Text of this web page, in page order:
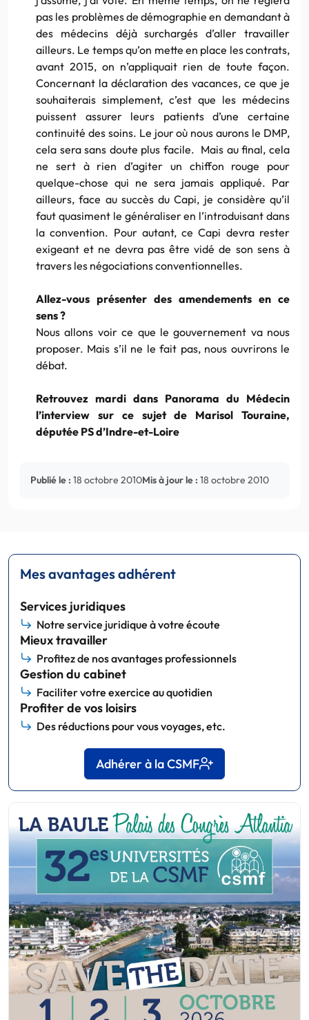
pas les problèmes de démographie en demandant à
des médecins déjà surchargés d’aller travailler
ailleurs. Le temps qu’on mette en place les contrats,
avant 2015, on n’appliquait rien de toute façon.
Concernant la déclaration des vacances, ce que je
souhaiterais simplement, c’est que les médecins
puissent assurer leurs patients d’une certaine
continuité des soins. Le jour où nous aurons le DMP,
cela sera sans doute plus facile. Mais au final, cela
ne sert à rien d’agiter un chiffon rouge pour
quelque-chose qui ne sera jamais appliqué. Par
ailleurs, face au succès du Capi, je considère qu’il
faut quasiment le généraliser en l’introduisant dans
la convention. Pour autant, ce Capi devra rester
exigeant et ne devra pas être vidé de son sens à
travers les négociations conventionnelles.
Allez-vous présenter des amendements en ce
sens ?
Nous allons voir ce que le gouvernement va nous
proposer. Mais s’il ne le fait pas, nous ouvrirons le
débat.
Retrouvez mardi dans Panorama du Médecin
l’interview sur ce sujet de Marisol Touraine,
députée PS d’Indre-et-Loire
Publié le : 18 octobre 2010Mis à jour le : 18 octobre 2010
Mes avantages adhérent
Services juridiques
Notre service juridique à votre écoute
Mieux travailler
Profitez de nos avantages professionnels
Gestion du cabinet
Faciliter votre exercice au quotidien
Profiter de vos loisirs
Des réductions pour vous voyages, etc.
Adhérer à la CSMF